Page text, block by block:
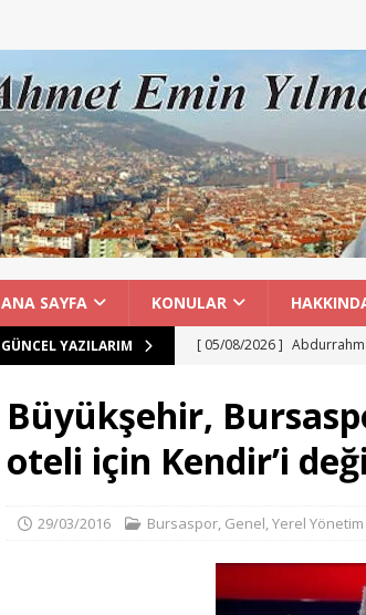
ANA SAYFA KONULAR
GÜNCEL YAZILARIM [ 05/08/2026 ]
[ 05/08/2026 ] Şehir
hizmeti
GENEL
Başkanı değişti
GENEL
[ 05/08/2026 ] Ayrılacak
Büyükşehir,
oteli için Kendir’i
29/03/2016 Bursaspor, Genel,Yerel Yönetim